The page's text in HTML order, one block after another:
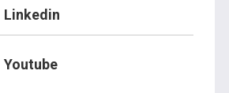
Linkedin
Youtube